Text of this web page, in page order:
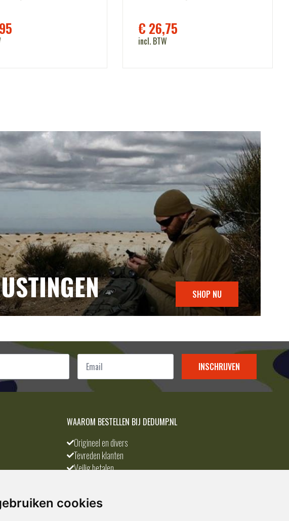
cookies
€ 26,75
incl. BTW
SHOP NU
Email
INSCHRIJVEN
WAAROM BESTELLEN BIJ DEDUMP.NL
Origineel en divers
Tevreden klanten
Veilig betalen